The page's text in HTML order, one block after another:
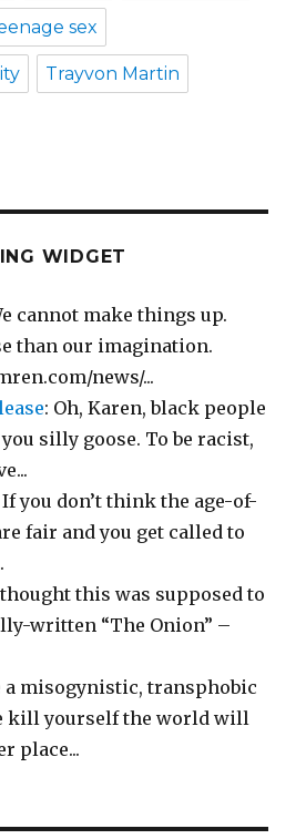
sex
Trayvon Martin
WIDGET
cannot make things up.
than our imagination.
news/...
: Oh, Karen, black people
you silly goose. To be racist,
If you don’t think the age-of-
fair and you get called to
this was supposed to
written “The Onion” –
a misogynistic, transphobic
kill yourself the world will
place...